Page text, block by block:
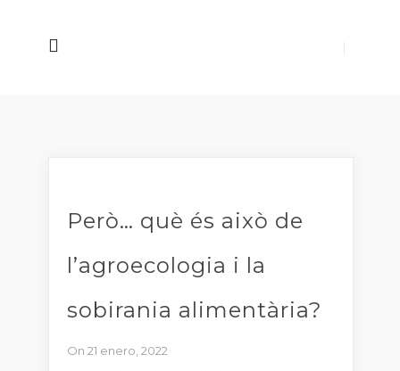
Però… què és això de
l’agroecologia i la
sobirania alimentària?
On 21 enero, 2022